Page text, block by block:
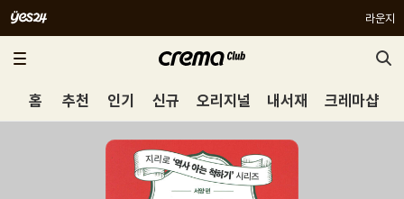
라운지
홈 추천 인기 신규 오리지널 내서재 크레마샵